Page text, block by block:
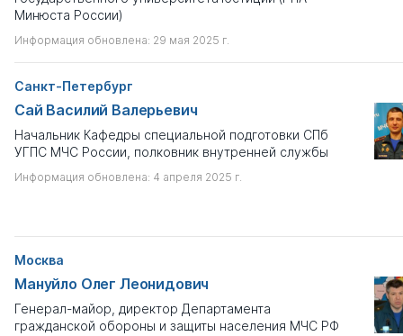
Диссернета, отключите в поисковых фильтрах чек-бокс
"только с профайлом".
Минюста России)
Информация обновлена: 29 мая 2025 г.
Санкт-Петербург
Сай Василий Валерьевич
Начальник Кафедры специальной подготовки СПб
УГПС МЧС России, полковник внутренней службы
Информация обновлена: 4 апреля 2025 г.
Москва
Мануйло Олег Леонидович
Генерал-майор, директор Департамента
гражданской обороны и защиты населения МЧС РФ
Дым без огня: защиты в С...
Лишен степени
Не важно
Наличие собственных диссертаций ?
Не важно
Автор некорректных публикаций
Выберите